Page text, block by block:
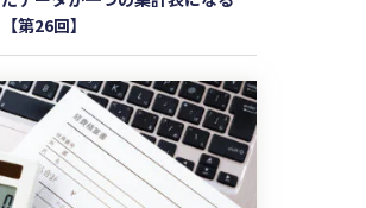
【第26回】